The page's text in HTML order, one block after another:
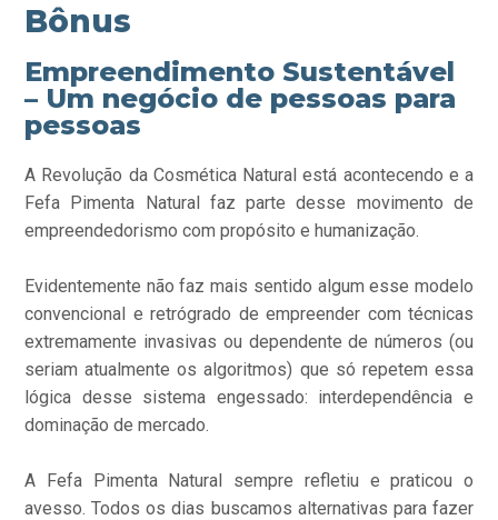
Bônus
Empreendimento Sustentável
– Um negócio de pessoas para
pessoas
A Revolução da Cosmética Natural está acontecendo e a
Fefa Pimenta Natural faz parte desse movimento de
empreendedorismo com propósito e humanização.
Evidentemente não faz mais sentido algum esse modelo
convencional e retrógrado de empreender com técnicas
extremamente invasivas ou dependente de números (ou
seriam atualmente os algoritmos) que só repetem essa
lógica desse sistema engessado: interdependência e
dominação de mercado.
A Fefa Pimenta Natural sempre refletiu e praticou o
avesso. Todos os dias buscamos alternativas para fazer